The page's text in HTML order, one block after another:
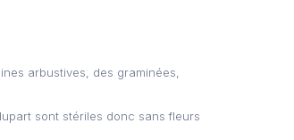
arbustives, des graminées,
sont stériles donc sans fleurs